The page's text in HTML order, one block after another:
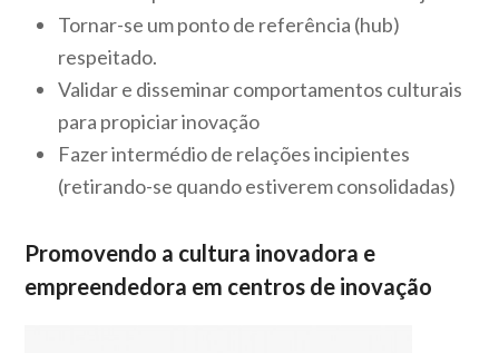
Tornar-se um ponto de referência (hub)
respeitado.
Validar e disseminar comportamentos culturais
para propiciar inovação
Fazer intermédio de relações incipientes
(retirando-se quando estiverem consolidadas)
Promovendo a cultura inovadora e
empreendedora em centros de inovação